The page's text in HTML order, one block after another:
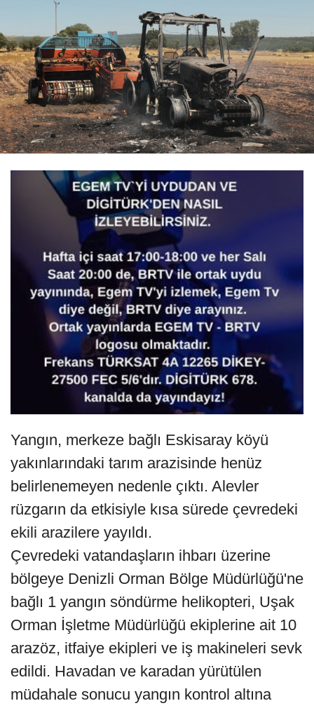
Yangın, merkeze bağlı Eskisaray köyü
yakınlarındaki tarım arazisinde henüz
belirlenemeyen nedenle çıktı. Alevler
rüzgarın da etkisiyle kısa sürede çevredeki
ekili arazilere yayıldı.
Çevredeki vatandaşların ihbarı üzerine
bölgeye Denizli Orman Bölge Müdürlüğü'ne
bağlı 1 yangın söndürme helikopteri, Uşak
Orman İşletme Müdürlüğü ekiplerine ait 10
arazöz, itfaiye ekipleri ve iş makineleri sevk
edildi. Havadan ve karadan yürütülen
müdahale sonucu yangın kontrol altına